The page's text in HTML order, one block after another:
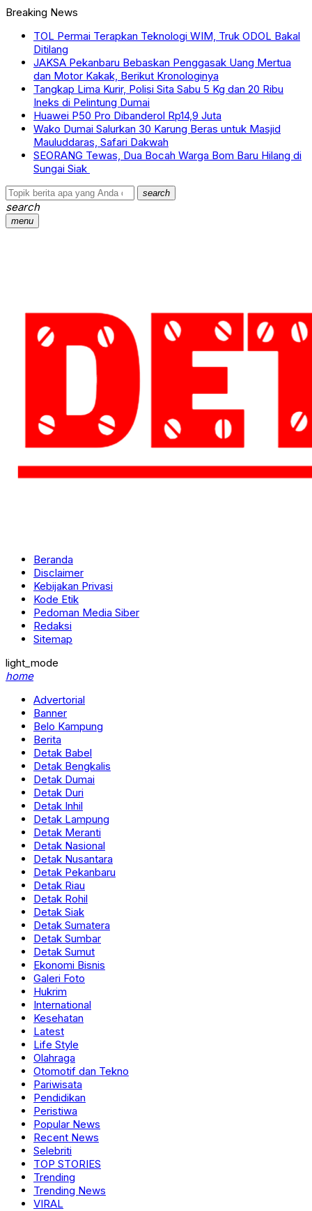
Breaking News
TOL Permai Terapkan Teknologi WIM, Truk ODOL Bakal
Ditilang
JAKSA Pekanbaru Bebaskan Penggasak Uang Mertua
dan Motor Kakak, Berikut Kronologinya
Tangkap Lima Kurir, Polisi Sita Sabu 5 Kg dan 20 Ribu
Ineks di Pelintung Dumai
Huawei P50 Pro Dibanderol Rp14,9 Juta
Wako Dumai Salurkan 30 Karung Beras untuk Masjid
Mauluddaras, Safari Dakwah
SEORANG Tewas, Dua Bocah Warga Bom Baru Hilang di
Sungai Siak
search
search
menu
Beranda
Disclaimer
Kebijakan Privasi
Kode Etik
Pedoman Media Siber
Redaksi
Sitemap
light_mode
home
Advertorial
Banner
Belo Kampung
Berita
Detak Babel
Detak Bengkalis
Detak Dumai
Detak Duri
Detak Inhil
Detak Lampung
Detak Meranti
Detak Nasional
Detak Nusantara
Detak Pekanbaru
Detak Riau
Detak Rohil
Detak Siak
Detak Sumatera
Detak Sumbar
Detak Sumut
Ekonomi Bisnis
Galeri Foto
Hukrim
International
Kesehatan
Latest
Life Style
Olahraga
Otomotif dan Tekno
Pariwisata
Pendidikan
Peristiwa
Popular News
Recent News
Selebriti
TOP STORIES
Trending
Trending News
VIRAL